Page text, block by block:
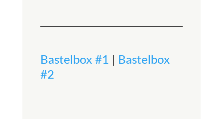
Bastelbox #1
Bastelbox
#2